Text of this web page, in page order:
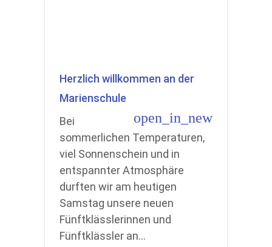
Herzlich willkommen an der
Marienschule
open_in_new
Bei
sommerlichen Temperaturen,
viel Sonnenschein und in
entspannter Atmosphäre
durften wir am heutigen
Samstag unsere neuen
Fünftklässlerinnen und
Fünftklässler an…